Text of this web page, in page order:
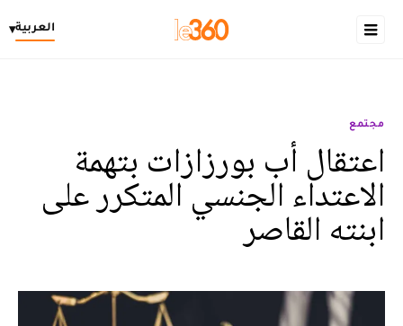
العربية▾
مجتمع
اعتقال أب بورزازات بتهمة
الاعتداء الجنسي المتكرر على
ابنته القاصر